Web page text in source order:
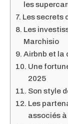
les
Les secrets
Les
Marchisio
Airbnb et la
Une
2025
Son style
Les
associés à